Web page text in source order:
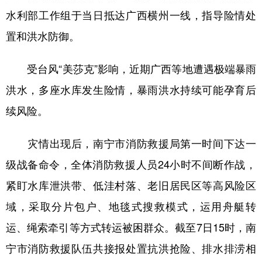
水利部工作组于当日抵达广西横州一线，指导险情处
置和洪水防御。
受台风“美莎克”影响，近期广西等地遭遇极端暴雨
洪水，多座水库发生险情，暴雨洪水持续可能孕育后
续风险。
灾情出现后，南宁市消防救援局第一时间下达一
级战备命令，全体消防救援人员24小时不间断作战，
紧盯水库泄洪带、低洼村落、老旧居民区等高风险区
域，采取分片包户、地毯式搜救模式，运用舟艇转
运、绳索牵引等方式转运被困群众。截至7日15时，南
宁市消防救援队伍共接报处置抗洪抢险、排水排涝相